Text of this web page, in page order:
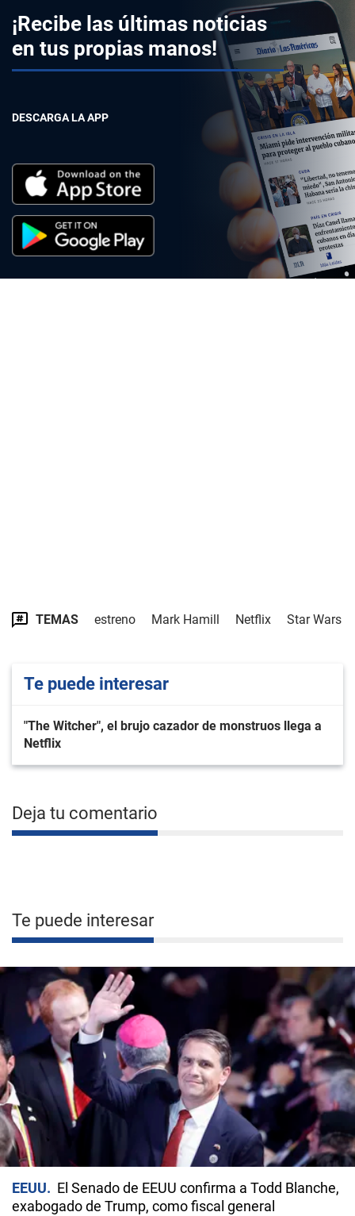
¡Recibe las últimas noticias
en tus propias manos!
DESCARGA LA APP
TEMAS estreno Mark Hamill Netflix Star Wars
Te puede interesar
"The Witcher", el brujo cazador de monstruos llega a
Netflix
Deja tu comentario
Te puede interesar
EEUU
El Senado de EEUU confirma a Todd Blanche,
exabogado de Trump, como fiscal general